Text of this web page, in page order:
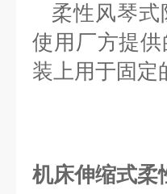
柔性风琴式
使用厂方提
装上用于固定
机床伸缩式柔